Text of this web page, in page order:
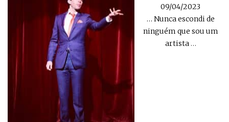
09/04/2023
… Nunca escondi de
ninguém que sou um
artista…